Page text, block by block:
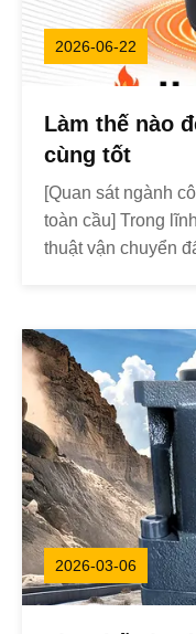
2026-06-22
Làm thế nào
cùng tốt
[Quan sát ngành
toàn cầu] Trong
thuật vận chuyển
cùng (động cơ di
trách ...
2026-03-06